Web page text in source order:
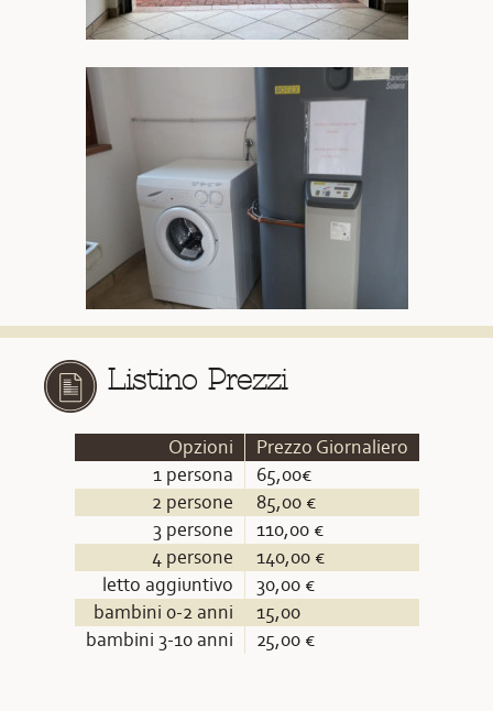
Listino Prezzi
Opzioni
Prezzo Giornaliero
1 persona
65,00€
2 persone
85,00 €
3 persone
110,00 €
4 persone
140,00 €
letto aggiuntivo
30,00 €
bambini 0-2 anni
15,00
bambini 3-10 anni
25,00 €